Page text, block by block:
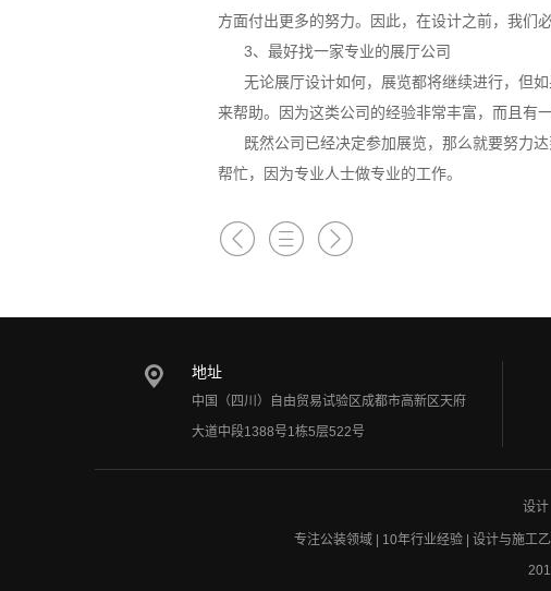
方面付出更多的努力。因此，在设计之前，我们
3、最好找一家专业的展厅公司
无论展厅设计如何，展览都将继续进行，但如
来帮助。因为这类公司的经验非常丰富，而且有
既然公司已经决定参加展览，那么就要努力达
帮忙，因为专业人士做专业的工作。
地址
中国（四川）自由贸易试验区成都市高新区天府
大道中段1388号1栋5层522号
设计
专注公装领域 | 10年行业经验 | 设计与施工